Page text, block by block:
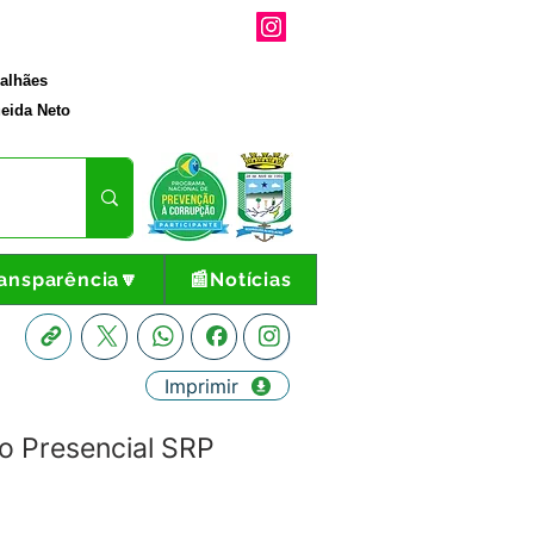
Neto
📰Notícias
Presencial SRP
Imprimir